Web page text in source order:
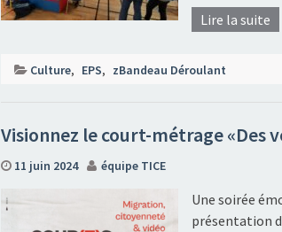
Lire la suite
Culture, EPS, zBandeau Déroulant
Visionnez le court-métrage «Des
11 juin 2024 équipe TICE
Une soirée
présentation